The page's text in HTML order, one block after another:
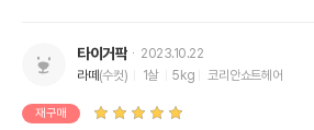
타이거팍
2023.10.22
라떼(수컷) 1살 5kg 코리안쇼트헤어
재구매